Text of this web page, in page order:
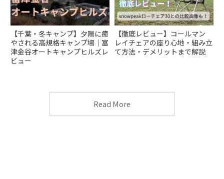
【千葉・冬キャンプ】夕陽に癒
やされる高規格キャンプ場｜富
津金谷オートキャンプヒルズレ
ビュー
【徹底レビュー】コールマン
レイチェアの座り心地・組み立
て方法・デメリットまで解説
Read More